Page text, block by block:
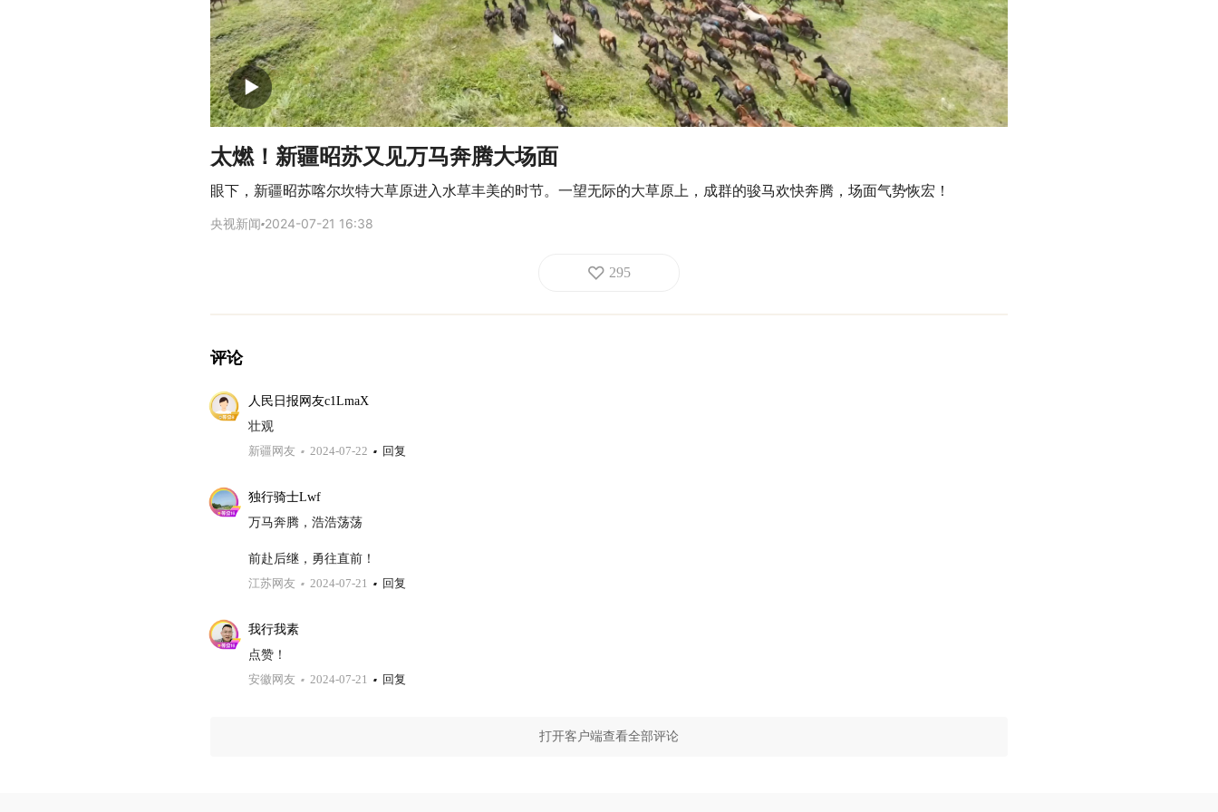
太燃！新疆昭苏又见万马奔腾大场面
眼下，新疆昭苏喀尔坎特大草原进入水草丰美的时节。一望无际的大草原上，成群的骏马欢快奔腾，场面气势恢宏！
央视新闻 2024-07-21 16:38
295
评论
人民日报网友c1LmaX
壮观
新疆网友
2024-07-22 回复
独行骑士Lwf
万马奔腾，浩浩荡荡
前赴后继，勇往直前！
江苏网友
2024-07-21 回复
我行我素
点赞！
安徽网友
2024-07-21 回复
打开客户端查看全部评论